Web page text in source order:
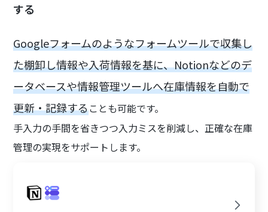
する
Googleフォームのようなフォームツールで収集し
た棚卸し情報や入荷情報を基に、Notionなどのデ
ータベースや情報管理ツールへ在庫情報を自動で
更新・記録することも可能です。
手入力の手間を省きつつ入力ミスを削減し、正確な在庫
管理の実現をサポートします。